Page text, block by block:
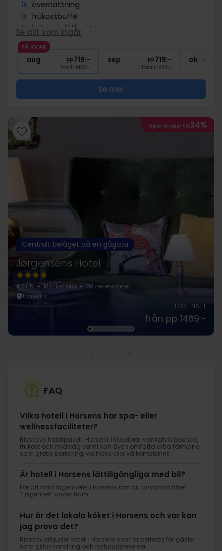
1x övernattning
1x frukostbuffé
1x 1 glas vin/öl/vatten
∞ kaffe att ta med
∞ Gratis Wi-Fi
Se allt som ingår
FÅ KVAR
aug pp719:-
Totalt 1438:-
sep pp719:-
Totalt 1438:-
okt
Se mer
Spara upp till24%
Centralt beläget på en gågata
Jørgensens Hotel
4.4/ 5 Mycket bra
63 recensioner
Horsens
FÖR 1 NATT
från pp 1469:-
FAQ
Vilka hotell i Horsens har spa- eller
wellnessfaciliteter?
Risskovs hotellpaket i Horsens inkluderar vanligtvis boende,
frukost och middag samt kan även omfatta extra förmåner
som gratis parkering, wellness eller välkomstdrink.
Är hotell i Horsens lättillgängliga med bil?
För att hitta lägenheter i Horsens kan du använda filtret
”Lägenhet” under Rum.
Hur är det lokala köket i Horsens och var kan
jag prova det?
Risskov erbjuder hotell i Horsens som är perfekta för gäster
som gillar vandring och naturupplevelser.